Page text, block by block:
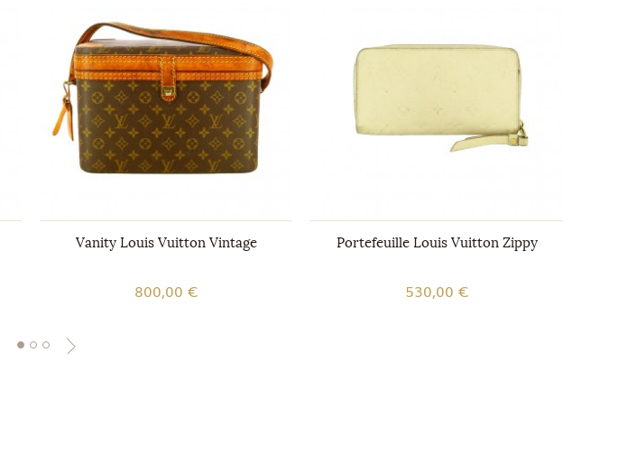
Vanity Louis Vuitton Vintage
800,00 €
Portefeuille Louis Vuitton Zippy
530,00 €